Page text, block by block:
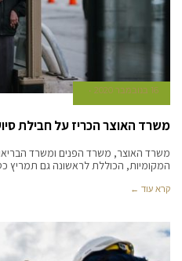
16 בנובמבר 2020
משרד האוצר הכריז על חבילת
משרד האוצר, משרד הפנים ומשרד
המקומיות, הכוללת לראשונה גם תמריץ
קרא עוד ←